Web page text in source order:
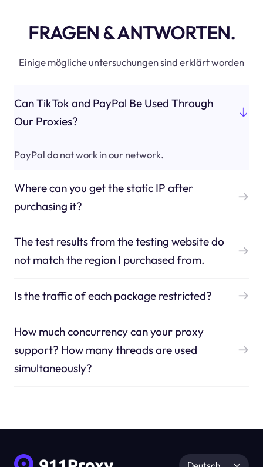
FRAGEN & ANTWORTEN.
Einige mögliche untersuchungen sind erklärt worden
Can TikTok and PayPal Be Used Through
Our Proxies?
PayPal do not work in our network.
Where can you get the static IP after
purchasing it?
The test results from the testing website do
not match the region I purchased from.
Is the traffic of each package restricted?
How much concurrency can your proxy
support? How many threads are used
simultaneously?